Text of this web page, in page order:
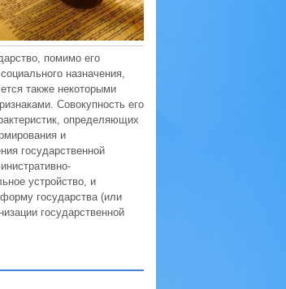
помимо его
назначения,
также некоторыми
Совокупность его
определяющих
и
государственной
устройство, и
государства (или
государственной